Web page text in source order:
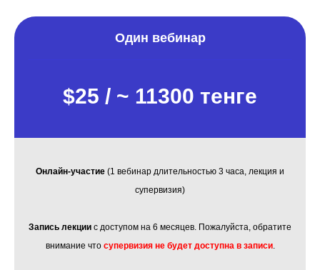
Один вебинар
$25 / ~ 11300 тенге
Онлайн-участие (1 вебинар длительностью 3 часа, лекция и
супервизия)
Запись лекции с доступом на 6 месяцев. Пожалуйста, обратите
внимание что супервизия не будет доступна в записи.